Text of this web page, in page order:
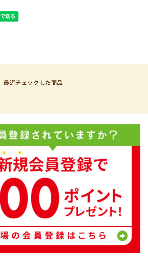
最近チェックした商品